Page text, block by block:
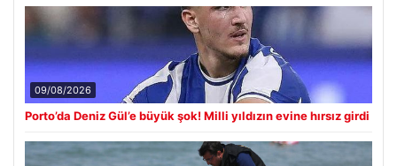
Porto’da Deniz Gül’e büyük şok! Milli yıldızın evine hırsız girdi